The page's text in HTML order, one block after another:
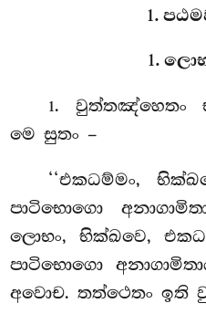
1.
1.
1. වුත්තඤ්හෙතං
මෙ සුතං –
‘‘එකධම්මං,
පාටිභොගො
ලොභං, භික්ඛවෙ,
පාටිභොගො
අවොච. තත්ථෙතං ඉති